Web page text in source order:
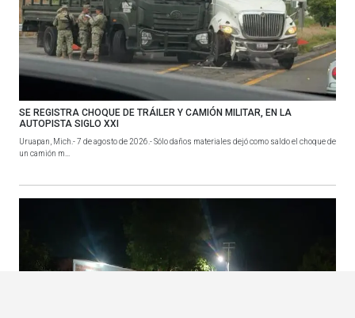
SE REGISTRA CHOQUE DE TRÁILER Y CAMIÓN MILITAR, EN LA
AUTOPISTA SIGLO XXI
Uruapan, Mich.- 7 de agosto de 2026.- Sólo daños materiales dejó como saldo el choque de
un camión m...